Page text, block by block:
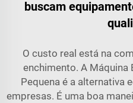
buscam
O custo real está na
enchimento. A Máquina
Pequena é a alternativa
empresas. É uma boa